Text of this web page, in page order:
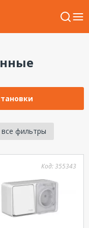
фильтры
Код:355343